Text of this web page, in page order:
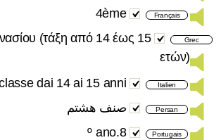
Français
4ème
Grec
(τάξη από 14 έως 15
ετών)
Italien
dai 14 ai 15 anni
Persan صنف هشتم
Portugais
8.º ano